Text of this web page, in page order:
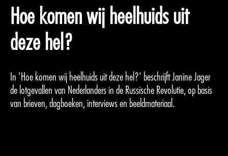
Hoe komen wij heelhuids uit
deze hel?
In 'Hoe komen wij heelhuids uit deze hel?' beschrijft Janine Jager
de lotgevallen van Nederlanders in de Russische Revolutie, op basis
van brieven, dagboeken, interviews en beeldmateriaal.